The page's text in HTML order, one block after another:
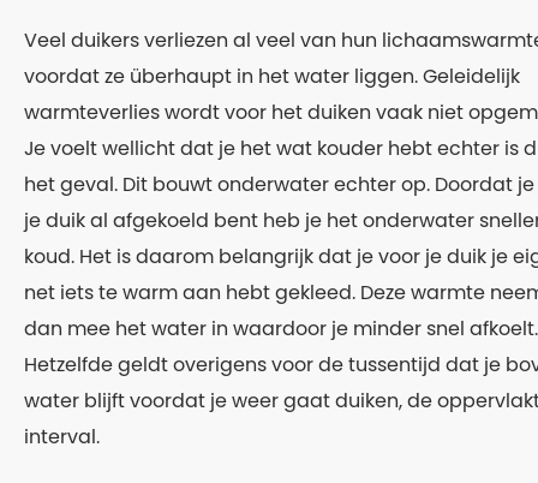
Veel duikers verliezen al veel van hun
voordat ze überhaupt in het water liggen. Geleidelijk
warmteverlies wordt voor het duiken vaak niet
Je voelt wellicht dat je het wat kouder hebt echter is
het geval. Dit bouwt onderwater echter op. Doordat
je duik al afgekoeld bent heb je het onderwater
koud. Het is daarom belangrijk dat je voor je duik je
net iets te warm aan hebt gekleed. Deze warmte
dan mee het water in waardoor je minder snel afkoelt.
Hetzelfde geldt overigens voor de tussentijd dat je
water blijft voordat je weer gaat duiken, de
interval.